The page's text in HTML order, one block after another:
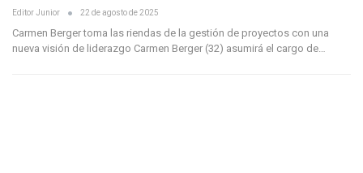
Editor Junior 22 de agosto de 2025
Carmen Berger toma las riendas de la gestión de proyectos con una
nueva visión de liderazgo Carmen Berger (32) asumirá el cargo de…